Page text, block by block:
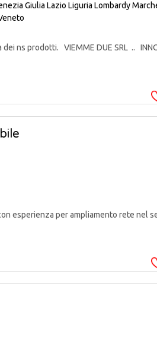
Giulia Lazio Liguria Lombardy
ns prodotti. VIEMME DUE SRL ..
esperienza per ampliamento rete nel